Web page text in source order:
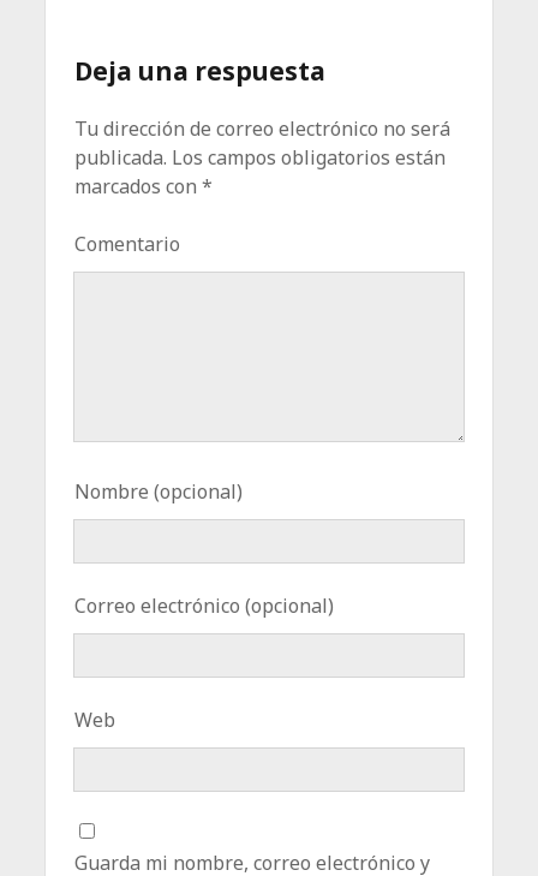
Deja una respuesta
Tu dirección de correo electrónico no será
publicada. Los campos obligatorios están
marcados con*
Comentario
Nombre (opcional)
Correo electrónico (opcional)
Web
Guarda mi nombre, correo electrónico y